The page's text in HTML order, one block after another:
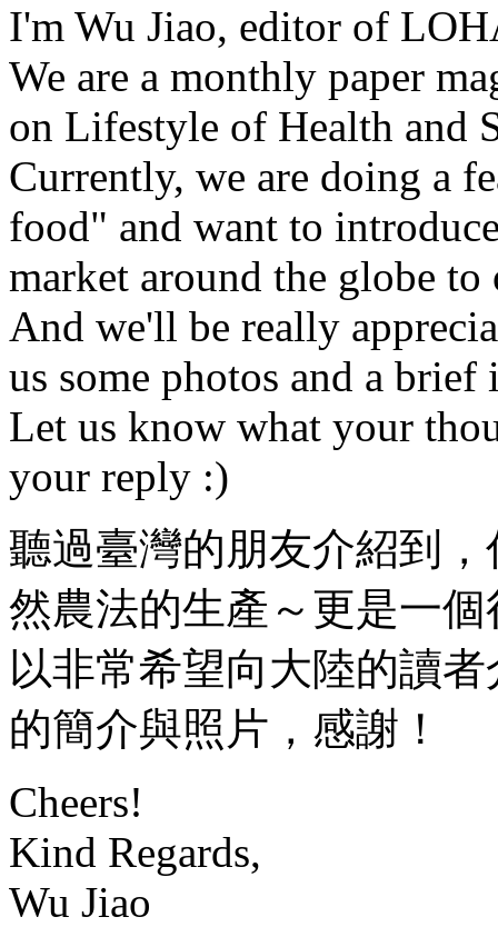
I'm Wu Jiao, editor of
We are a monthly paper
on Lifestyle of Health and
Currently, we are doing a
food" and want to
market around the globe to
And we'll be really
us some photos and a
Let us know what your
your reply :)
聽過臺灣的朋友介紹到
然農法的生產～更是一
以非常希望向大陸的讀
的簡介與照片，感謝！
Cheers!
Kind Regards,
Wu Jiao